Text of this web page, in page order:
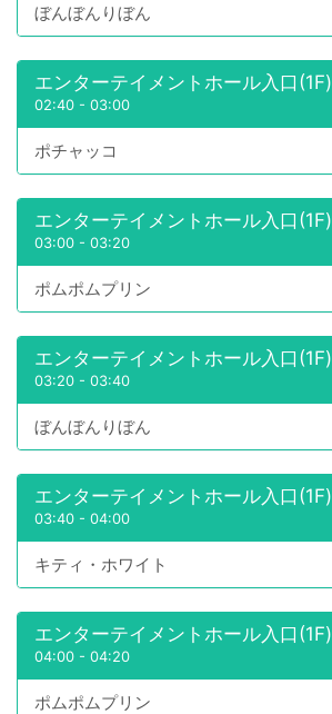
ぼんぼんりぼん
エンターテイメントホール入口(1F)
02:40 - 03:00
ポチャッコ
エンターテイメントホール入口(1F)
03:00 - 03:20
ポムポムプリン
エンターテイメントホール入口(1F)
03:20 - 03:40
ぼんぼんりぼん
エンターテイメントホール入口(1F)
03:40 - 04:00
キティ・ホワイト
エンターテイメントホール入口(1F)
04:00 - 04:20
ポムポムプリン